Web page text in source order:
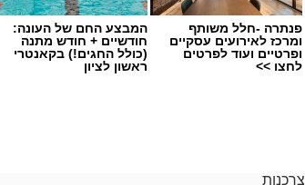
פנתרה -חלל משותף
ומרכז לאירועים עסקיים
ופרטיים ועוד לפרטים
לחצו >>
המבצע החם של העונה:
חודשיים + חודש מתנה
(כולל החגים!) בקאנטרי
ראשון לציון
צרכנות